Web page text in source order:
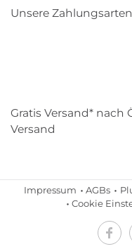
Unsere Zahlungsarten
Gratis Versand* nach
Versand
Impressum AGBs
Cookie